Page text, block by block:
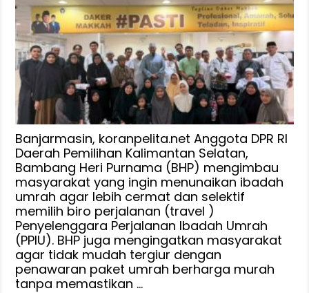
Purnama
Bantu
Puluhan
Jemaah
Umrah
Kalsel
Pulang
ke
Tanah
Air
dan
Imbau
Selektif
Pilih
Travel
Agar
Tidak
Terlantar
Banjarmasin, koranpelita.net Anggota DPR RI
Daerah Pemilihan Kalimantan Selatan,
Bambang Heri Purnama (BHP) mengimbau
masyarakat yang ingin menunaikan ibadah
umrah agar lebih cermat dan selektif
memilih biro perjalanan (travel )
Penyelenggara Perjalanan Ibadah Umrah
(PPIU). BHP juga mengingatkan masyarakat
agar tidak mudah tergiur dengan
penawaran paket umrah berharga murah
tanpa memastikan …